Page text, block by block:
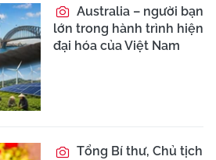
Australia – người bạn
lớn trong hành trình hiện
đại hóa của Việt Nam
Tổng Bí thư, Chủ tịch